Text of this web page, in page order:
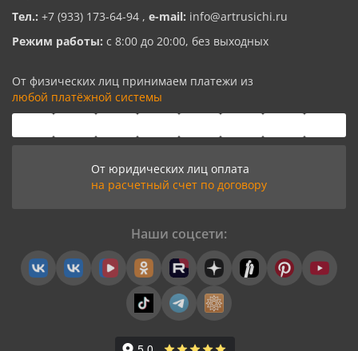
Тел.: +7 (933) 173-64-94 , e-mail: info@artrusichi.ru
Режим работы: с 8:00 до 20:00, без выходных
От физических лиц принимаем платежи из
любой платёжной системы
От юридических лиц оплата
на расчетный счет по договору
Наши соцсети: